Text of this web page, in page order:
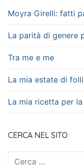
Moyra Girelli: fatti
La parità di genere
Tra me e me
La mia estate di
La mia ricetta per
CERCA NEL SITO
Cerca: